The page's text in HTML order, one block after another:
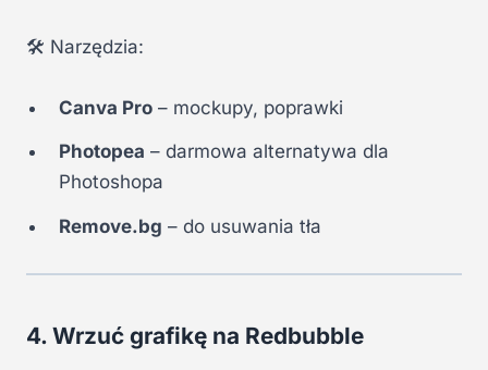
🛠 Narzędzia:
Canva Pro – mockupy, poprawki
Photopea – darmowa alternatywa dla
Photoshopa
Remove.bg – do usuwania tła
4. Wrzuć grafikę na Redbubble